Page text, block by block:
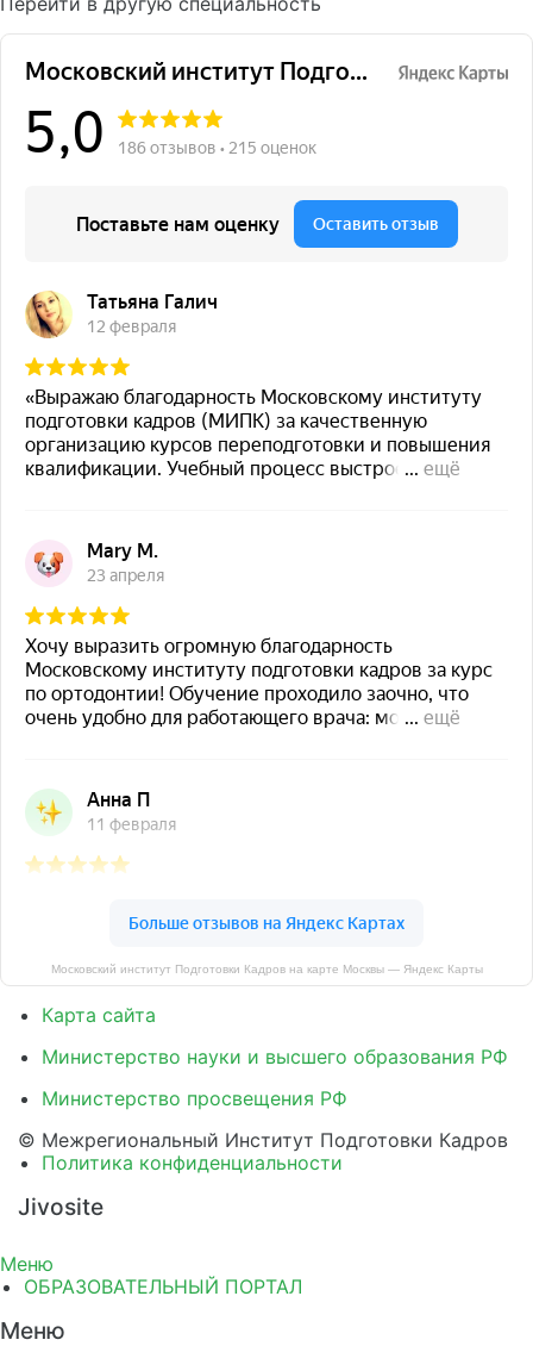
Московский институт Подготовки Кадров на карте Москвы — Яндекс Карты
Карта сайта
Министерство науки и высшего образования РФ
Министерство просвещения РФ
© Межрегиональный Институт Подготовки Кадров
Политика конфиденциальности
Jivosite
Меню
ОБРАЗОВАТЕЛЬНЫЙ ПОРТАЛ
Меню